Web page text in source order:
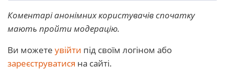
Коментарі анонімних користувачів спочатку
мають пройти модерацію.
Ви можете увійти під своїм логіном або
зареєструватися на сайті.